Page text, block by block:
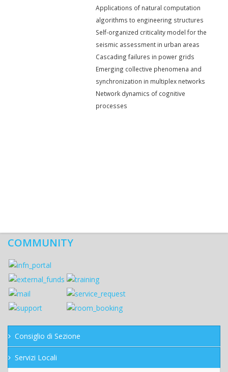
Applications of natural computation
algorithms to engineering structures
Self-organized criticality model for the
seismic assessment in urban areas
Cascading failures in power grids
Emerging collective phenomena and
synchronization in multiplex networks
Network dynamics of cognitive
processes
COMMUNITY
Consiglio di Sezione
Servizi Locali